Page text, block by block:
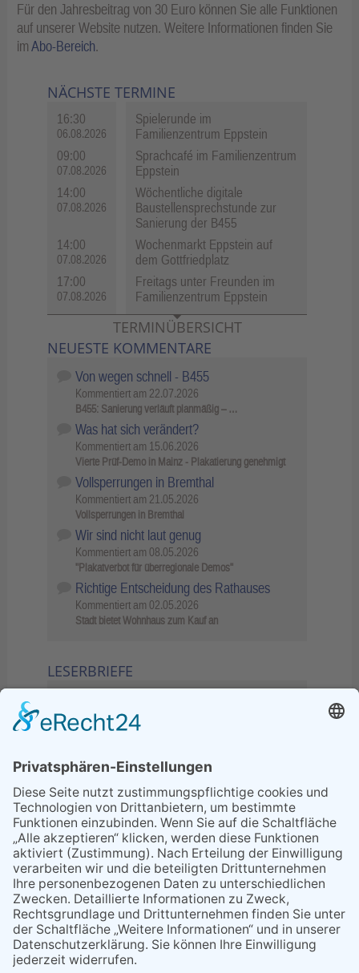
Für den Jahresbeitrag von 30 Euro können Sie alle Funktionen
auf unserer Website nutzen. Weitere Informationen finden Sie
imAbo-Bereich.
NÄCHSTE TERMINE
16:30
06.08.2026
Spielerunde im
Familienzentrum Eppstein
09:00
07.08.2026
Sprachcafé im Familienzentrum
Eppstein
14:00
07.08.2026
Wöchentliche digitale
Baustellensprechstunde zur
Sanierung der B455
14:00
07.08.2026
Wochenmarkt Eppstein auf
dem Gottfriedplatz
17:00
07.08.2026
Freitags unter Freunden im
Familienzentrum Eppstein
TERMINÜBERSICHT
NEUESTE KOMMENTARE
Von wegen schnell - B455
Kommentiert am 22.07.2026
B455: Sanierung verläuft planmäßig – …
Was hat sich verändert?
Kommentiert am 15.06.2026
Vierte Prüf-Demo in Mainz - Plakatierung genehmigt
Vollsperrungen in Bremthal
Kommentiert am 21.05.2026
Vollsperrungen in Bremthal
Wir sind nicht laut genug
Kommentiert am 08.05.2026
"Plakatverbot für überregionale Demos"
Richtige Entscheidung des Rathauses
Kommentiert am 02.05.2026
Stadt bietet Wohnhaus zum Kauf an
LESERBRIEFE
Sperrung B455: Kleiner
Grenzverkehr statt weite Wege
21.04.2026
Wenn Bahn-Computer nicht
miteinander kommunizieren
11.03.2026
"Plakatverbot für überregionale
Demos"
04.02.2026
Gelbe Tonne – Ein kleiner Blick
über den Tellerand
04.02.2026
Plastikersparnis durch Nutzung
von Gelber Tonne statt Säcken